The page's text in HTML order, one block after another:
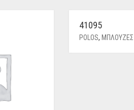
41095
POLOS, ΜΠΛΟΥΖΕΣ